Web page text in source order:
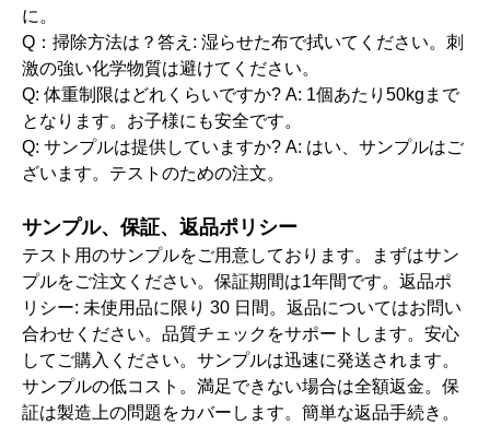
に。
Q：掃除方法は？答え: 湿らせた布で拭いてください。刺
激の強い化学物質は避けてください。
Q: 体重制限はどれくらいですか? A: 1個あたり50kgまで
となります。お子様にも安全です。
Q: サンプルは提供していますか? A: はい、サンプルはご
ざいます。テストのための注文。
サンプル、保証、返品ポリシー
テスト用のサンプルをご用意しております。まずはサン
プルをご注文ください。保証期間は1年間です。返品ポ
リシー: 未使用品に限り 30 日間。返品についてはお問い
合わせください。品質チェックをサポートします。安心
してご購入ください。サンプルは迅速に発送されます。
サンプルの低コスト。満足できない場合は全額返金。保
証は製造上の問題をカバーします。簡単な返品手続き。